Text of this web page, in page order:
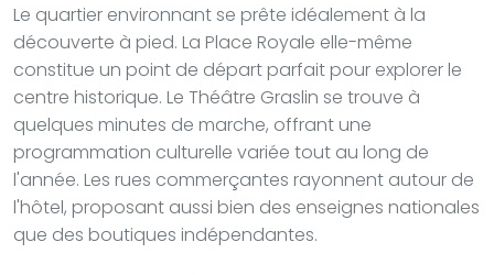
Le quartier environnant se prête idéalement à la
découverte à pied. La Place Royale elle-même
constitue un point de départ parfait pour explorer le
centre historique. Le Théâtre Graslin se trouve à
quelques minutes de marche, offrant une
programmation culturelle variée tout au long de
l'année. Les rues commerçantes rayonnent autour de
l'hôtel, proposant aussi bien des enseignes nationales
que des boutiques indépendantes.